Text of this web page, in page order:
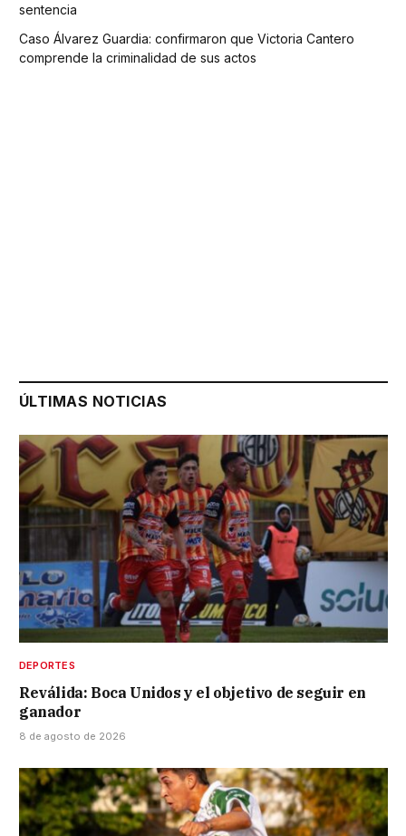
sentencia
Caso Álvarez Guardia: confirmaron que Victoria Cantero
comprende la criminalidad de sus actos
ÚLTIMAS NOTICIAS
DEPORTES
Reválida: Boca Unidos y el objetivo de seguir en
ganador
8 de agosto de 2026